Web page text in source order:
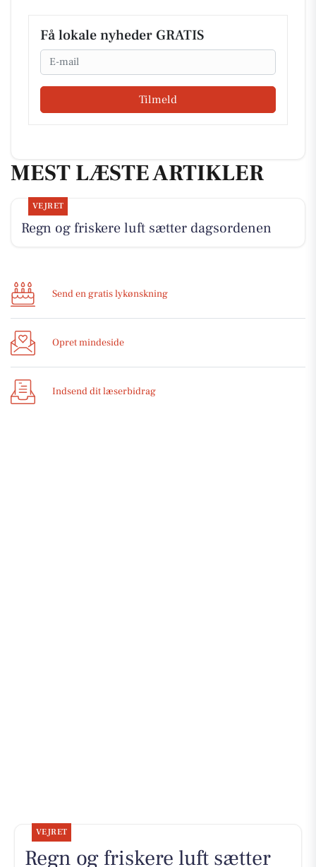
Få lokale nyheder GRATIS
Email
Tilmeld
MEST LÆSTE ARTIKLER
VEJRET
Regn og friskere luft sætter dagsordenen
Send en gratis lykønskning
Opret mindeside
Indsend dit læserbidrag
VEJRET
Regn og friskere luft sætter